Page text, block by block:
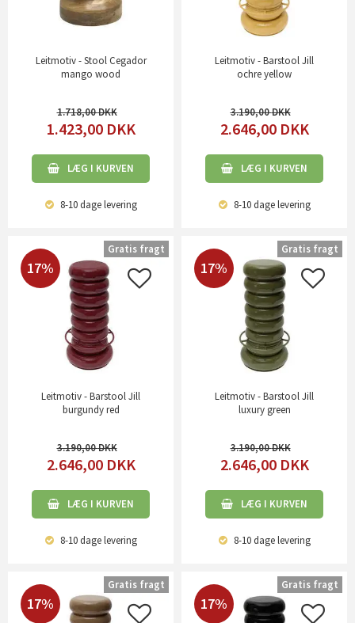
Leitmotiv - Stool Cegador
mango wood
1.718,00
1.423,00 DKK
LÆG I KURVEN
8-10 dagelevering
Leitmotiv - Barstool Jill
ochre yellow
3.190,00
2.646,00 DKK
LÆG I KURVEN
8-10 dagelevering
17%
Leitmotiv - Barstool Jill
burgundy red
3.190,00
2.646,00 DKK
LÆG I KURVEN
8-10 dagelevering
Gratis fragt
17%
Leitmotiv - Barstool Jill
luxury green
3.190,00
2.646,00 DKK
LÆG I KURVEN
8-10 dagelevering
Gratis fragt
17%
Gratis fragt
17%
Gratis fragt